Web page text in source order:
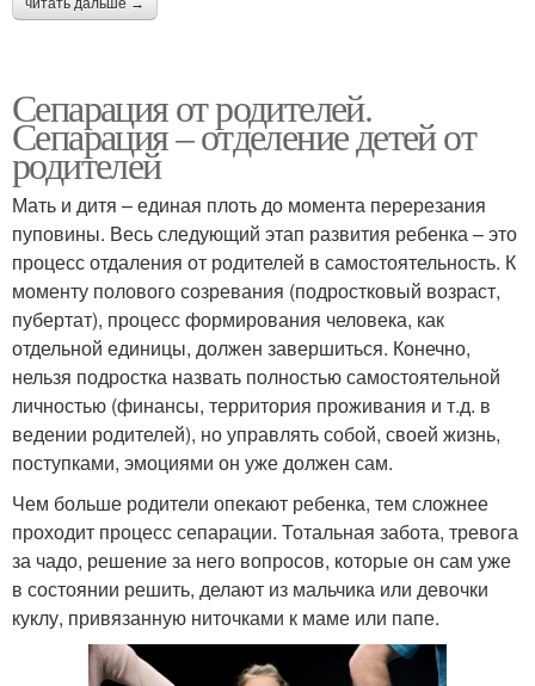
читать дальше →
Сепарация от родителей.
Сепарация – отделение детей от
родителей
Мать и дитя – единая плоть до момента перерезания
пуповины. Весь следующий этап развития ребенка – это
процесс отдаления от родителей в самостоятельность. К
моменту полового созревания (подростковый возраст,
пубертат), процесс формирования человека, как
отдельной единицы, должен завершиться. Конечно,
нельзя подростка назвать полностью самостоятельной
личностью (финансы, территория проживания и т.д. в
ведении родителей), но управлять собой, своей жизнь,
поступками, эмоциями он уже должен сам.
Чем больше родители опекают ребенка, тем сложнее
проходит процесс сепарации. Тотальная забота, тревога
за чадо, решение за него вопросов, которые он сам уже
в состоянии решить, делают из мальчика или девочки
куклу, привязанную ниточками к маме или папе.